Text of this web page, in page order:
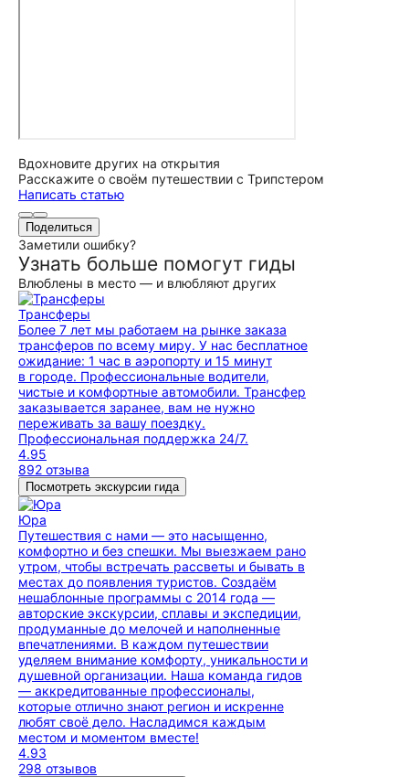
Вдохновите других на открытия
Расскажите о своём путешествии с Трипстером
Написать статью
Поделиться
Заметили ошибку?
Узнать больше помогут гиды
Влюблены в место — и влюбляют других
Трансферы
Более 7 лет мы работаем на рынке заказа
трансферов по всему миру. У нас бесплатное
ожидание: 1 час в аэропорту и 15 минут
в городе. Профессиональные водители,
чистые и комфортные автомобили. Трансфер
заказывается заранее, вам не нужно
переживать за вашу поездку.
Профессиональная поддержка 24/7.
4.95
892 отзыва
Посмотреть экскурсии гида
Юра
Путешествия с нами — это насыщенно,
комфортно и без спешки. Мы выезжаем рано
утром, чтобы встречать рассветы и бывать в
местах до появления туристов. Создаём
нешаблонные программы с 2014 года —
авторские экскурсии, сплавы и экспедиции,
продуманные до мелочей и наполненные
впечатлениями. В каждом путешествии
уделяем внимание комфорту, уникальности и
душевной организации. Наша команда гидов
— аккредитованные профессионалы,
которые отлично знают регион и искренне
любят своё дело. Насладимся каждым
местом и моментом вместе!
4.93
298 отзывов